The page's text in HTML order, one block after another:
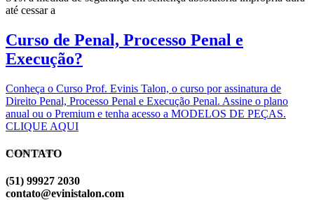
até cessar a
Curso de Penal, Processo Penal e
Execução?
Conheça o Curso Prof. Evinis Talon, o curso por assinatura de
Direito Penal, Processo Penal e Execução Penal. Assine o plano
anual ou o Premium e tenha acesso a MODELOS DE PEÇAS.
CLIQUE AQUI
EVINIS TALON
CONTATO
(51) 99927 2030
contato@evinistalon.com